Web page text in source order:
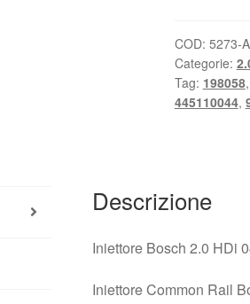
COD: 5273-
Categorie:
Tag: 198058,
445110044,
Descrizione
Iniettore Bosch 2.0 HDi
Iniettore Common Rail